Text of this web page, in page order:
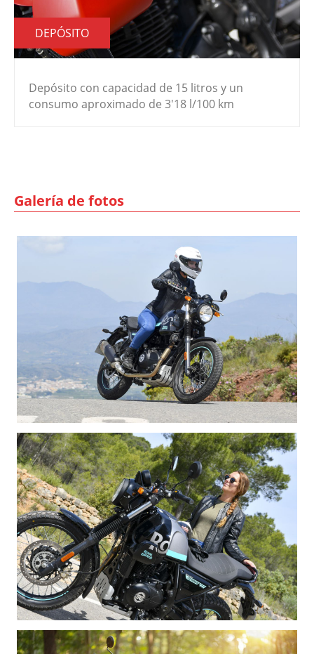
DEPÓSITO
Depósito con capacidad de 15 litros y un
consumo aproximado de 3'18 l/100 km
Galería de fotos